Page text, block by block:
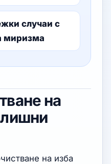
случаи с
миризма
на
на изба